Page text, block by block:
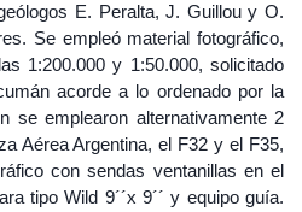
E. Peralta, J. Guillou y O.
Se empleó material fotográfico,
1:200.000 y 1:50.000, solicitado
acorde a lo ordenado por la
se emplearon alternativamente 2
Aérea Argentina, el F32 y el F35,
con sendas ventanillas en el
tipo Wild 9´´x 9´´ y equipo guía.